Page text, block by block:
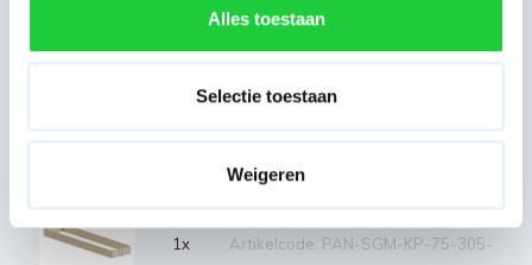
Alles toestaan
Selectie toestaan
Weigeren
2x
Artikelcode: PAN-SGM-HS-305
4x
6,2 m platformhoogte)
Artikelcode: PAN-SGM-TSTAB-62M
1x
Kantplank enkel 305 hout
Artikelcode: PAN-SGM-KP-75-305-